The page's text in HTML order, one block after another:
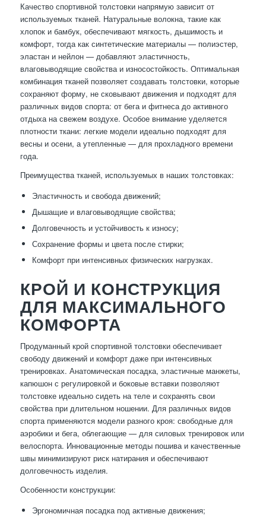
Качество спортивной толстовки напрямую зависит от
используемых тканей. Натуральные волокна, такие как
хлопок и бамбук, обеспечивают мягкость, дышимость и
комфорт, тогда как синтетические материалы — полиэстер,
эластан и нейлон — добавляют эластичность,
влаговыводящие свойства и износостойкость. Оптимальная
комбинация тканей позволяет создавать толстовки, которые
сохраняют форму, не сковывают движения и подходят для
различных видов спорта: от бега и фитнеса до активного
отдыха на свежем воздухе. Особое внимание уделяется
плотности ткани: легкие модели идеально подходят для
весны и осени, а утепленные — для прохладного времени
года.
Преимущества тканей, используемых в наших толстовках:
Эластичность и свобода движений;
Дышащие и влаговыводящие свойства;
Долговечность и устойчивость к износу;
Сохранение формы и цвета после стирки;
Комфорт при интенсивных физических нагрузках.
КРОЙ И КОНСТРУКЦИЯ
ДЛЯ МАКСИМАЛЬНОГО
КОМФОРТА
Продуманный крой спортивной толстовки обеспечивает
свободу движений и комфорт даже при интенсивных
тренировках. Анатомическая посадка, эластичные манжеты,
капюшон с регулировкой и боковые вставки позволяют
толстовке идеально сидеть на теле и сохранять свои
свойства при длительном ношении. Для различных видов
спорта применяются модели разного кроя: свободные для
аэробики и бега, облегающие — для силовых тренировок или
велоспорта. Инновационные методы пошива и качественные
швы минимизируют риск натирания и обеспечивают
долговечность изделия.
Особенности конструкции:
Эргономичная посадка под активные движения;